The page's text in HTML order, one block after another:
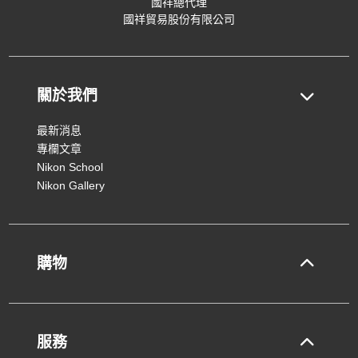
國祥總代理
國祥貿易股份有限公司
關於我們
最新消息
專欄文章
Nikon School
Nikon Gallery
購物
服務